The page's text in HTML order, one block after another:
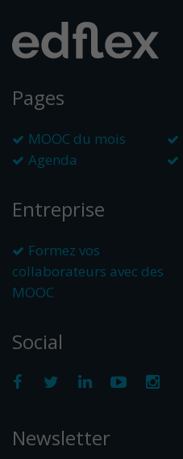
Pages
MOOC du mois
Agenda
Entreprise
Formez vos
collaborateurs avec des
MOOC
Social
Newsletter